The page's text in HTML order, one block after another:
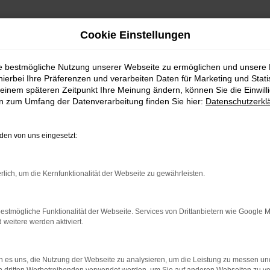
für Ingolstadt
Gebrauchtwagen für
in Ingolstadt auf ein neues Level heben, sind
Partner rund ums Autos. Seit 1992 dreht sich bei uns
und Kunden aus Ingolstadt und Umgebung
zahlreiche Auszeichnungen und Bestnoten in
Cookie Einstellungen
bestmögliche Nutzung unserer Webseite zu ermöglichen und unsere
Ihre Präferenzen und verarbeiten Daten für Marketing und
späteren Zeitpunkt Ihre Meinung ändern, können Sie die
zum Umfang der Datenverarbeitung finden Sie hier:
von uns eingesetzt:
um die Kernfunktionalität der Webseite zu gewährleisten.
Funktionalität der Webseite. Services von Drittanbietern wie Google
weitere werden aktiviert.
es uns, die Nutzung der Webseite zu analysieren, um die Leistung zu messen